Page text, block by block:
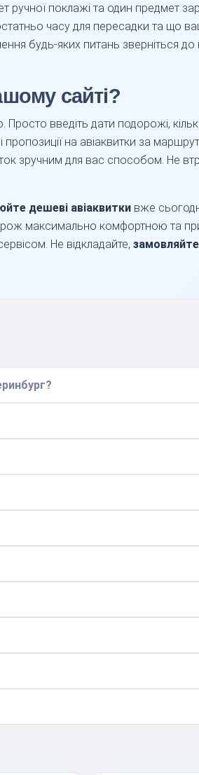
ручної поклажі та один предмет
часу для пересадки та що
будь-яких питань зверніться до
сайті?
введіть дати подорожі,
пропозиції на авіаквитки за
зручним для вас способом. Не
дешеві авіаквитки вже
максимально комфортною та
Не відкладайте,